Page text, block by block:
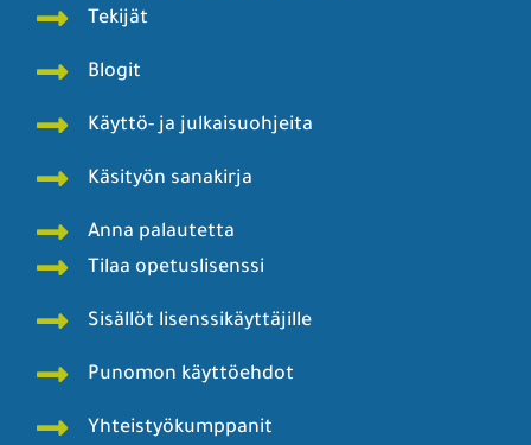
Tekijät
Blogit
Käyttö- ja julkaisuohjeita
Käsityön sanakirja
Anna palautetta
Tilaa opetuslisenssi
Sisällöt lisenssikäyttäjille
Punomon käyttöehdot
Yhteistyökumppanit